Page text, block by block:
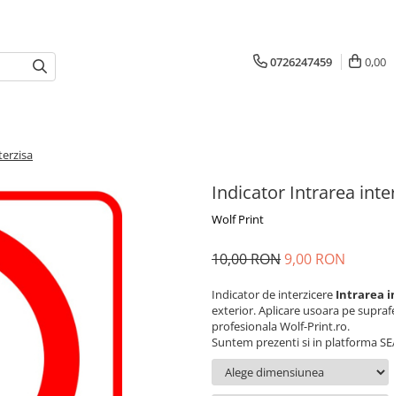
0726247459 0,00
Indicator Intrarea
Wolf Print
10,00 RON9,00 RON
Indicator de interzicere Intrarea
exterior. Aplicare usoara pe
profesionala Wolf-Print.ro.
Suntem prezenti si in platforma